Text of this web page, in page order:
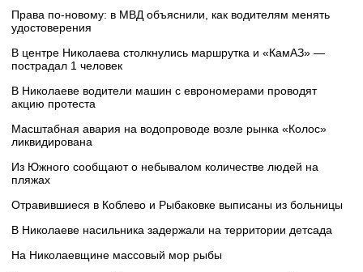
Права по-новому: в МВД объяснили, как водителям менять
удостоверения
В центре Николаева столкнулись маршрутка и «КамАЗ» —
пострадал 1 человек
В Николаеве водители машин с еврономерами проводят
акцию протеста
Масштабная авария на водопроводе возле рынка «Колос»
ликвидирована
Из Южного сообщают о небывалом количестве людей на
пляжах
Отравившиеся в Коблево и Рыбаковке выписаны из больницы
В Николаеве насильника задержали на территории детсада
На Николаевщине массовый мор рыбы